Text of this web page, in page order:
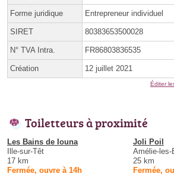
Forme juridique Entrepreneur individuel
SIRET 80383653500028
N° TVA Intra. FR86803836535
Création 12 juillet 2021
Éditer
Toiletteurs à proximité
Les Bains de Iouna
Ille-sur-Têt
17 km
Fermée, ouvre à 14h
Joli Poil
Amélie-les-
25 km
Fermée,